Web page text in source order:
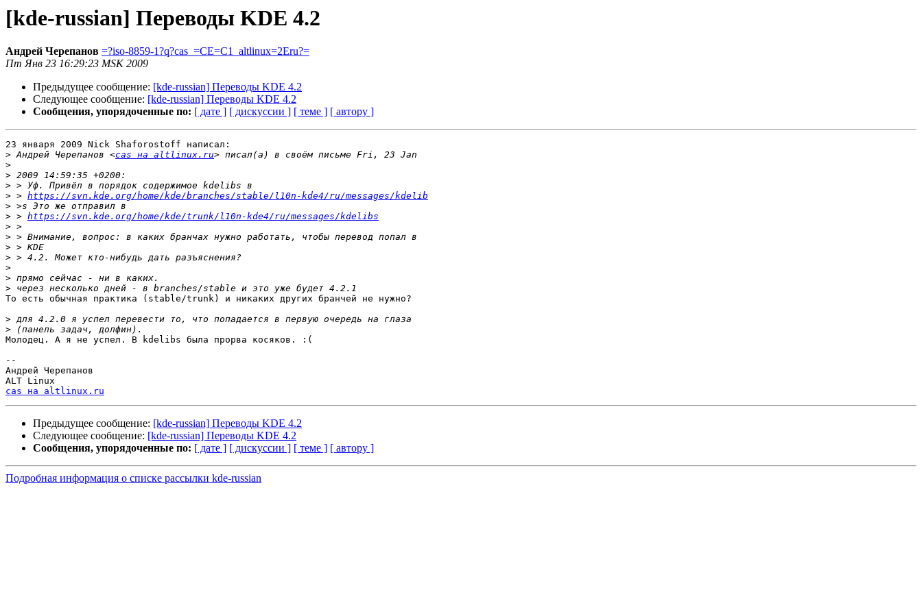
[kde-russian] Переводы KDE 4.2
Андрей Черепанов =?iso-8859-1?q?cas_=CE=C1_altlinux=2Eru?=
Пт Янв 23 16:29:23 MSK 2009
Предыдущее сообщение: [kde-russian] Переводы KDE 4.2
Следующее сообщение: [kde-russian] Переводы KDE 4.2
Сообщения, упорядоченные по: [ дате ] [ дискуссии ] [ теме ] [ автору ]
23 января 2009 Nick Shaforostoff написал:
> Андрей Черепанов <cas на altlinux.ru
>
>
>
> > https://svn.kde.org/home/kde/branches/stable/l10n-kde4/ru/messages/kdelib
>
> > https://svn.kde.org/home/kde/trunk/l10n-kde4/ru/messages/kdelibs
>
>
>
>
>
>
>
То есть обычная практика (stable/trunk) и никаких других бранчей не нужно?
>
>
Молодец. А я не успел. В kdelibs была прорва косяков. :(
--
Андрей Черепанов
cas на altlinux.ru
Предыдущее сообщение: [kde-russian] Переводы KDE 4.2
Следующее сообщение: [kde-russian] Переводы KDE 4.2
Сообщения, упорядоченные по: [ дате ] [ дискуссии ] [ теме ] [ автору ]
Подробная информация о списке рассылки kde-russian